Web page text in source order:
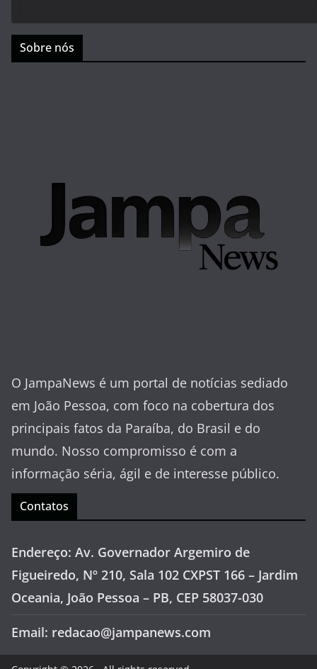
Sobre nós
O JampaNews é um portal de notícias sediado
em João Pessoa, com foco na cobertura dos
principais fatos da Paraíba, do Brasil e do
mundo. Nosso compromisso é com a
informação séria, ágil e de interesse público.
Contatos
Endereço: Av. Governador Argemiro de
Figueiredo, Nº 210, Sala 102 CXPST 166 – Jardim
Oceania, João Pessoa – PB, CEP 58037-030
Email: redacao@jampanews.com